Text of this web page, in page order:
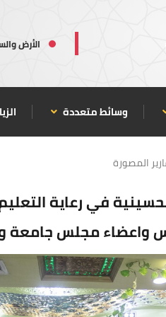
الأرض
وسائط متعددة
المصورة
في رعاية
واعضاء مجلس جامعة